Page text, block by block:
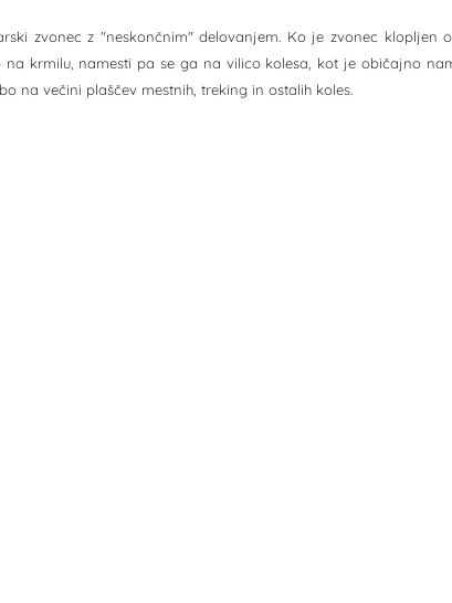
zvonec z "neskončnim" delovanjem. Ko je zvonec
na krmilu, namesti pa se ga na vilico kolesa, kot je običajno
na večini plaščev mestnih, treking in ostalih koles.